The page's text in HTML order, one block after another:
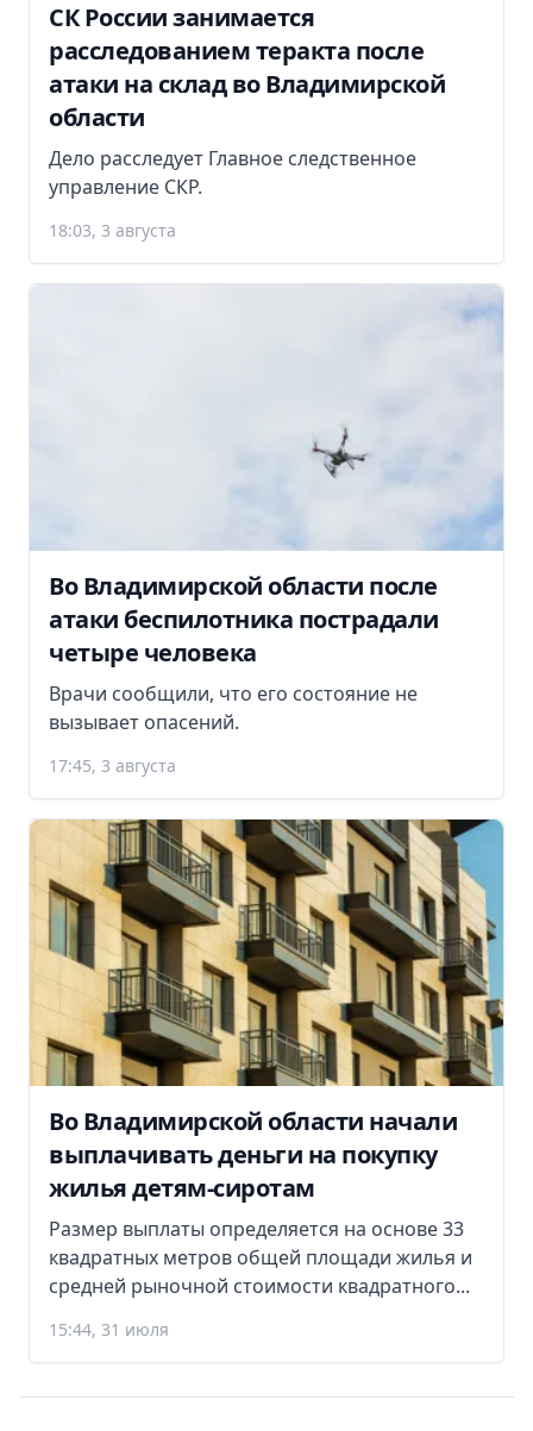
СК России занимается
расследованием теракта после
атаки на склад во Владимирской
области
Дело расследует Главное следственное
управление СКР.
18:03, 3 августа
Во Владимирской области после
атаки беспилотника пострадали
четыре человека
Врачи сообщили, что его состояние не
вызывает опасений.
17:45, 3 августа
Во Владимирской области начали
выплачивать деньги на покупку
жилья детям-сиротам
Размер выплаты определяется на основе 33
квадратных метров общей площади жилья и
средней рыночной стоимости квадратного...
15:44, 31 июля